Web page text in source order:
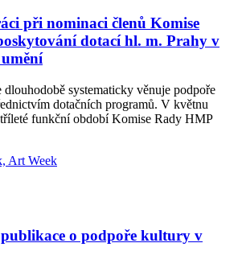
při nominaci členů Komise
dotací hl. m. Prahy v
dlouhodobě systematicky věnuje podpoře
dotačních programů. V květnu
funkční období Komise Rady HMP
o podpoře kultury v